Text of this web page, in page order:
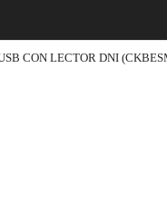
CON LECTOR DNI